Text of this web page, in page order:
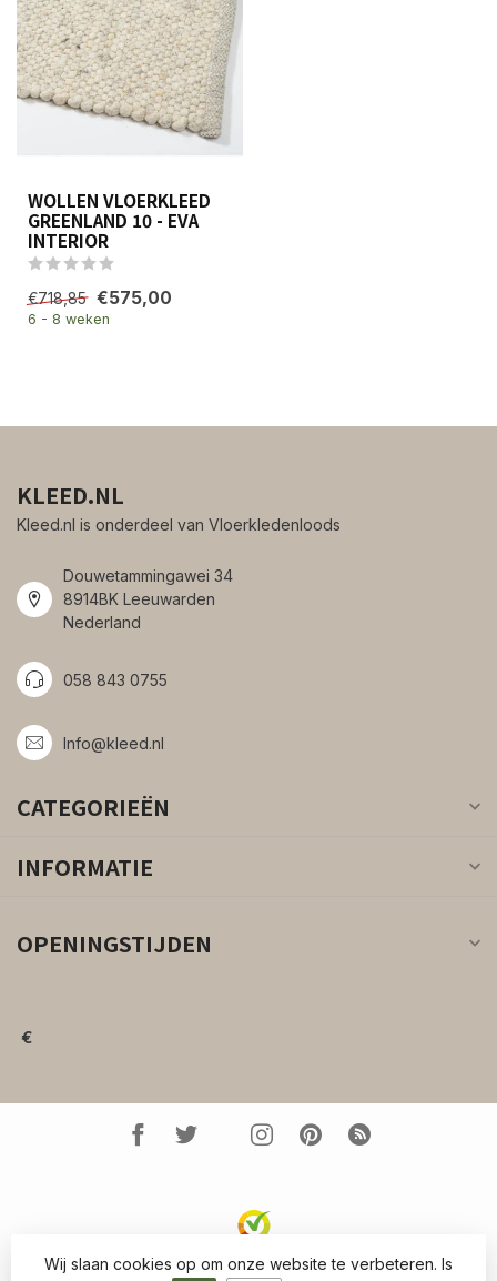
WOLLEN VLOERKLEED
GREENLAND 10 - EVA
INTERIOR
€718,85 €575,00
6 - 8 weken
KLEED.NL
Kleed.nl is onderdeel van Vloerkledenloods
Douwetammingawei 34
8914BK Leeuwarden
Nederland
058 843 0755
Info@kleed.nl
CATEGORIEËN
INFORMATIE
OPENINGSTIJDEN
€
© Copyright 2026 Kleed.nl- Powered by Lightspeed-
Wij slaan cookies op om onze website te verbeteren. Is